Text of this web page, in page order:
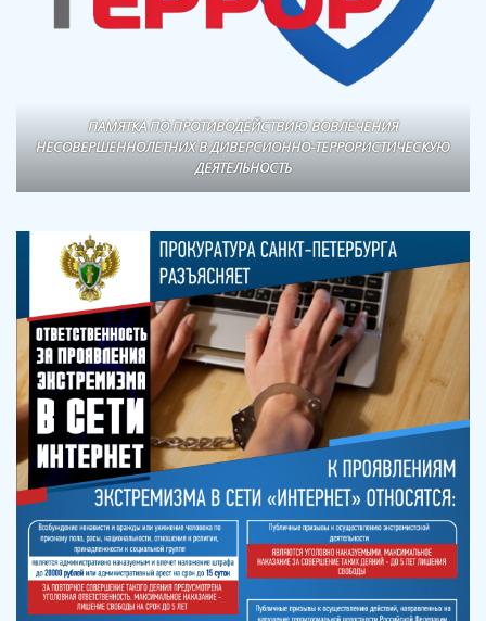
ПАМЯТКА ПО ПРОТИВОДЕЙСТВИЮ ВОВЛЕЧЕНИЯ
НЕСОВЕРШЕННОЛЕТНИХ В ДИВЕРСИОННО-ТЕРРОРИСТИЧЕСКУЮ
ДЕЯТЕЛЬНОСТЬ